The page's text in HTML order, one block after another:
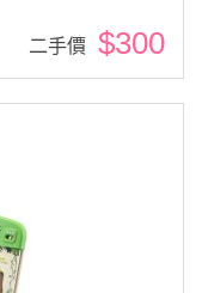
$300
二手價